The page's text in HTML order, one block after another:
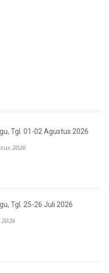
Tgl. 01-02 Agustus 2026
2026
Tgl. 25-26 Juli 2026